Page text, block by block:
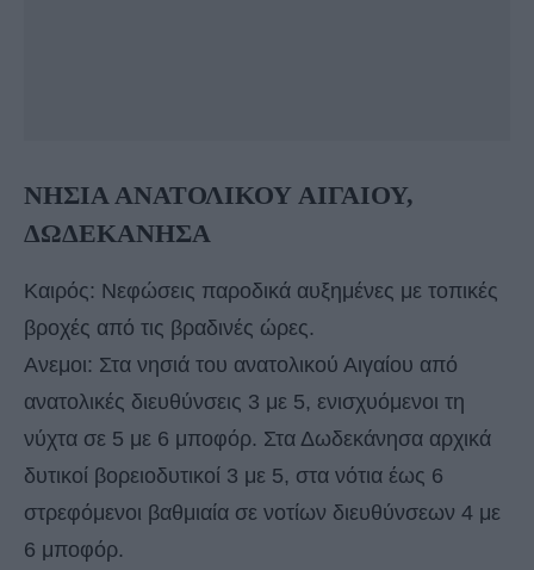
ΝΗΣΙΑ ΑΝΑΤΟΛΙΚΟΥ ΑΙΓΑΙΟΥ,
ΔΩΔΕΚΑΝΗΣΑ
Καιρός: Νεφώσεις παροδικά αυξημένες με τοπικές
βροχές από τις βραδινές ώρες.
Ανεμοι: Στα νησιά του ανατολικού Αιγαίου από
ανατολικές διευθύνσεις 3 με 5, ενισχυόμενοι τη
νύχτα σε 5 με 6 μποφόρ. Στα Δωδεκάνησα αρχικά
δυτικοί βορειοδυτικοί 3 με 5, στα νότια έως 6
στρεφόμενοι βαθμιαία σε νοτίων διευθύνσεων 4 με
6 μποφόρ.